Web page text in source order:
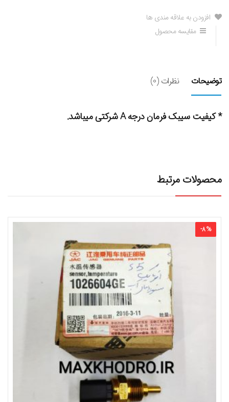
چپ
جک
افزودن به علاقه مندی ها
مقایسه محصول
توضیحات نظرات (0)
* کیفیت سیبک فرمان درجه A شرکتی میباشد.
محصولات مرتبط
-8%